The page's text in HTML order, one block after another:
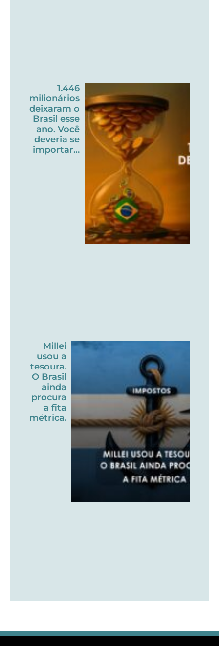
1.446
milionários
deixaram o
Brasil esse
ano. Você
deveria se
importar…
Millei
usou a
tesoura.
O Brasil
ainda
procura
a fita
métrica.